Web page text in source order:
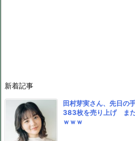
新着記事
田村芽実さん、先日の
383枚を売り上げ また
ｗｗｗ